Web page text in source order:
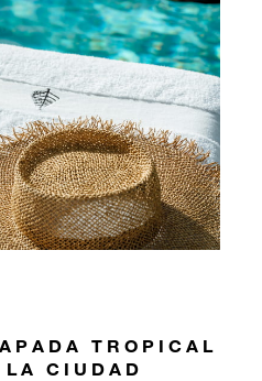
TROPICAL
LA CIUDAD